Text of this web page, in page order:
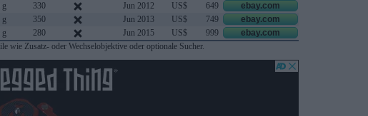
g 330 Jun 2012 US$ 649
ebay.com
g 350 Jun 2013 US$ 749
ebay.com
g 280 Jun 2015 US$ 999
ebay.com
wie Zusatz- oder Wechselobjektive oder optionale Sucher.